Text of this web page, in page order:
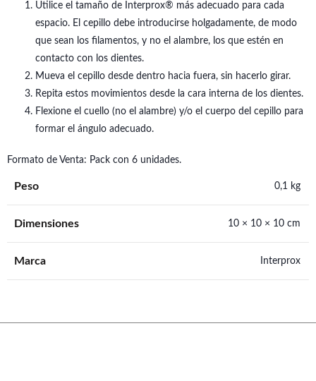
Utilice el tamaño de Interprox® más adecuado para cada
espacio. El cepillo debe introducirse holgadamente, de modo
que sean los filamentos, y no el alambre, los que estén en
contacto con los dientes.
Mueva el cepillo desde dentro hacia fuera, sin hacerlo girar.
Repita estos movimientos desde la cara interna de los dientes.
Flexione el cuello (no el alambre) y/o el cuerpo del cepillo para
formar el ángulo adecuado.
Formato de Venta: Pack con 6 unidades.
Peso 0,1 kg
Dimensiones 10 × 10 × 10 cm
Marca Interprox